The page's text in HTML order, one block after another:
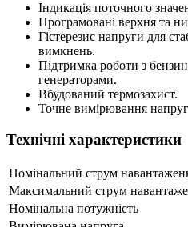
Індикація поточного
Програмовані верхня та
Гістерезис напруги для
вимкнень.
Підтримка роботи з
генераторами.
Вбудований термозахист.
Точне вимірювання
Технічні характеристики
Номінальний струм
Максимальний струм
Номінальна потужність